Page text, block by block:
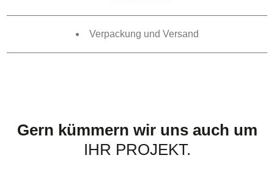
Verpackung und Versand
Gern kümmern wir uns auch um
IHR PROJEKT.